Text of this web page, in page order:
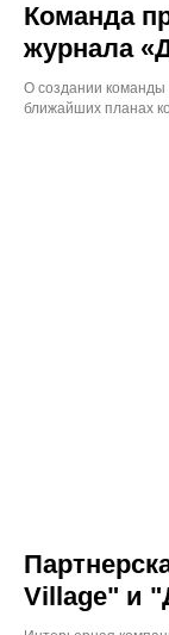
Команда
журнала
О создании команды
ближайших планах
Village" и